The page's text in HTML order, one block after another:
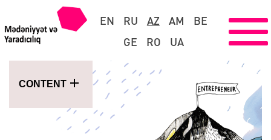
EN RU AZ AM
BE
GE
RO UA
CONTENT